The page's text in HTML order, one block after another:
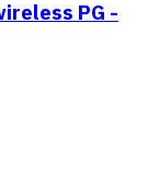
PG -